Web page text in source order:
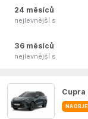
24 měsíců
nejlevnější s
36 měsíců
nejlevnější s
Cupra
NA